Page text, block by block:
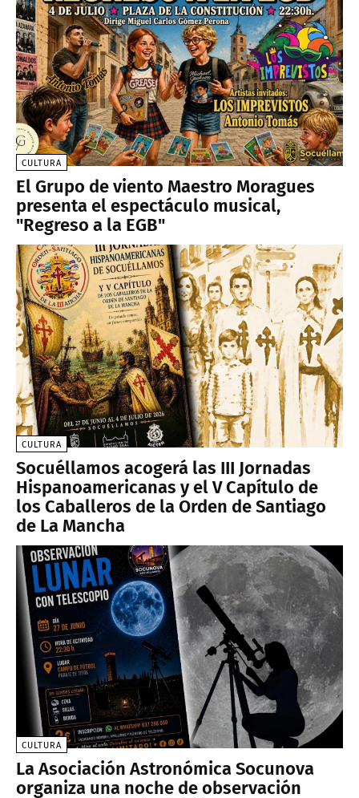
CULTURA
El Grupo de viento Maestro Moragues
presenta el espectáculo musical,
"Regreso a la EGB"
CULTURA
Socuéllamos acogerá las III Jornadas
Hispanoamericanas y el V Capítulo de
los Caballeros de la Orden de Santiago
de La Mancha
CULTURA
La Asociación Astronómica Socunova
organiza una noche de observación